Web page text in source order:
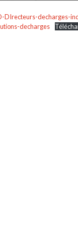
DIrecteurs-decharges-
decharges